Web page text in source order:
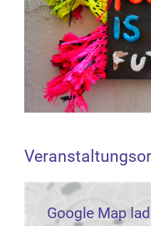
Google Map